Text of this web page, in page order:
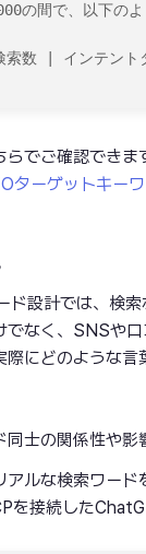
の間で、以下のよ
索数 | インテン
でご確認できま
ターゲットキー
設計では、検
なく、SNSや
にどのような
士の関係性や
アルな検索ワー
を接続した